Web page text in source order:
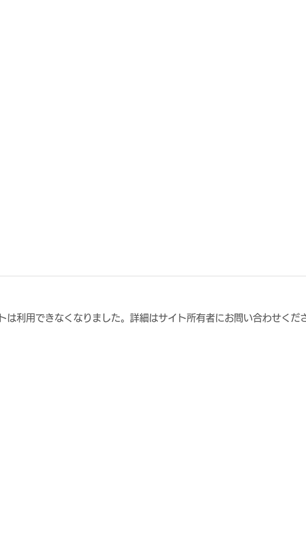
は利用できなくなりました。詳細はサイト所有者にお問い合わせくだ